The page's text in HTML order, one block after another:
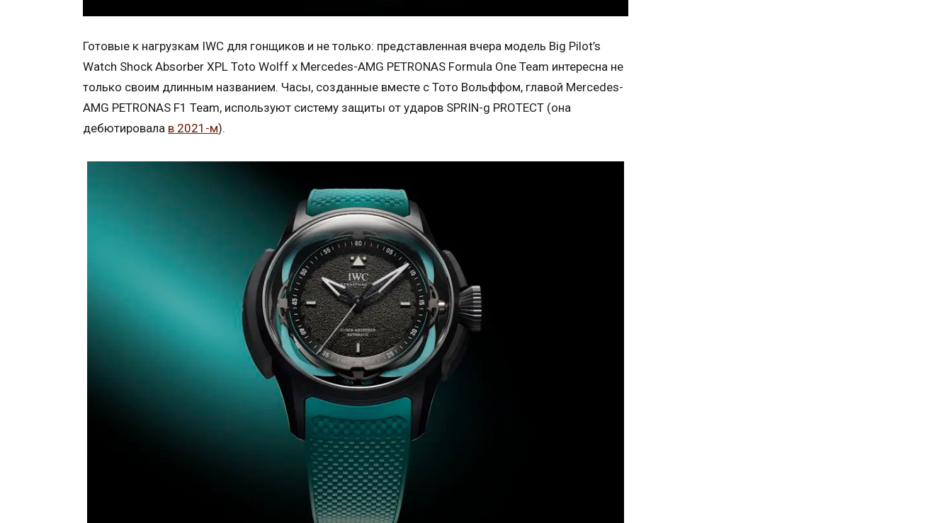
Готовые к нагрузкам IWC для гонщиков и не только: представленная вчера модель Big Pilot’s
Watch Shock Absorber XPL Toto Wolff x Mercedes-AMG PETRONAS Formula One Team интересна не
только своим длинным названием. Часы, созданные вместе с Тото Вольффом, главой Mercedes-
AMG PETRONAS F1 Team, используют систему защиты от ударов SPRIN-g PROTECT (она
дебютировала в 2021-м).